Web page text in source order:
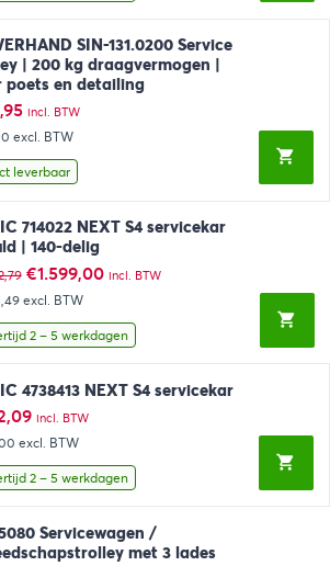
SIN-131.0200 Service
| 200 kg draagvermogen |
poets en detailing
incl. BTW
excl. BTW
leverbaar
714022 NEXT S4 servicekar
| 140-delig
Oorspronkelijke
prijs
was:
€1.692,79.
€1.599,00Huidige
€1.599,00.
incl. BTW
excl. BTW
2 – 5 werkdagen
4738413 NEXT S4 servicekar
incl. BTW
excl. BTW
2 – 5 werkdagen
Servicewagen /
met 3 lades